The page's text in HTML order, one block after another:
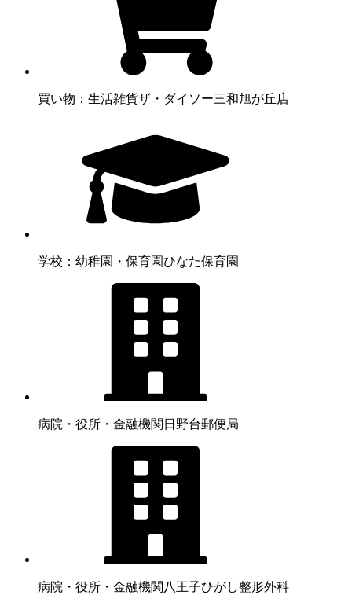
買い物：生活雑貨ザ・ダイソー三和旭が丘店
学校：幼稚園・保育園ひなた保育園
病院・役所・金融機関 日野台郵便局
病院・役所・金融機関 八王子ひがし整形外科